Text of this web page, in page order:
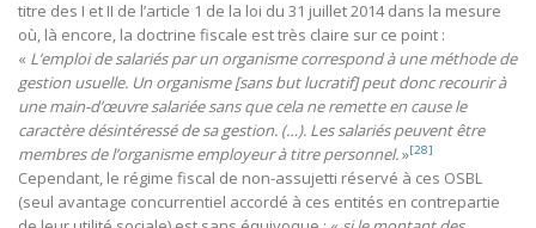
titre des I et II de l’article 1 de la loi du 31 juillet 2014 dans la mesure
où, là encore, la doctrine fiscale est très claire sur ce point :
« L’emploi de salariés par un organisme correspond à une méthode de
gestion usuelle. Un organisme [sans but lucratif] peut donc recourir à
une main-d’œuvre salariée sans que cela ne remette en cause le
caractère désintéressé de sa gestion. (…). Les salariés peuvent être
membres de l’organisme employeur à titre personnel.»[28]
Cependant, le régime fiscal de non-assujetti réservé à ces OSBL
(seul avantage concurrentiel accordé à ces entités en contrepartie